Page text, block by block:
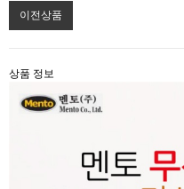
이전상품
상품 정보